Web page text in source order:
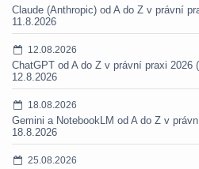
Claude (Anthropic) od A do Z v právní
11.8.2026
12.08.2026
ChatGPT od A do Z v právní praxi 2026
12.8.2026
18.08.2026
Gemini a NotebookLM od A do Z v
18.8.2026
25.08.2026